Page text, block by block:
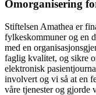
Omorganisering
Stiftelsen Amathea er
fylkeskommuner og en
med en
faglig kvalitet, og sikre
elektronisk
involvert og vi så at en
våre tjenester og gjorde